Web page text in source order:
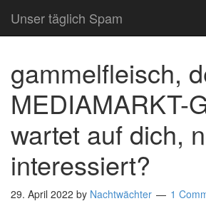
Unser täglich Spam
gammelfleisch,
MEDIAMARKT-
wartet auf dich,
interessiert?
29. April 2022 by Nachtwächter 1